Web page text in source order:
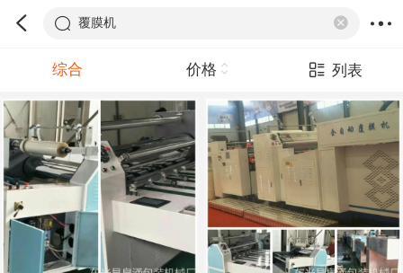
覆膜机
综合 价格 列表